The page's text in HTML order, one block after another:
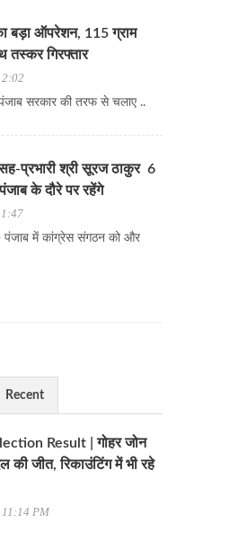
बड़ा ऑपरेशन, 115 ग्राम
गिरफ्तार
सरकार की तरफ से चलाए ..
प्रभारी श्री सूरज ठाकुर 6
के दौरे पर रहेंगे
में कांग्रेस संगठन को और
Recent
Result | गोहर जोन
जीत, रिकाउंटिंग में भी रहे
PM